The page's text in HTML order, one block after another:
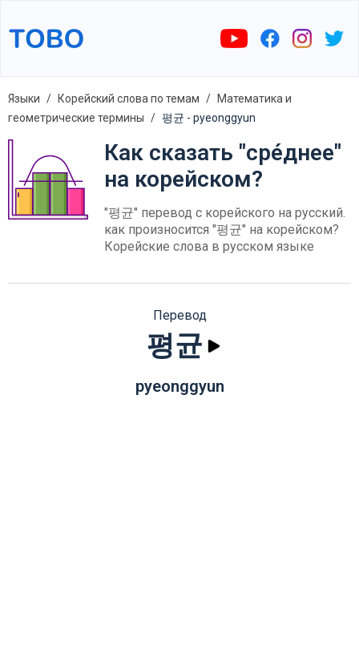
Языки Корейский слова по темам
Математика и
геометрические термины
평균 - pyeonggyun
Как сказать "сре́днее"
на корейском?
"평균" перевод с корейского на русский.
как произносится "평균" на корейском?
Корейские слова в русском языке
Перевод
평균
pyeonggyun